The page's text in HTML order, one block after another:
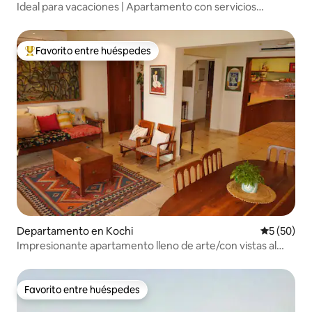
Ideal para vacaciones | Apartamento con servicios
De los mejores en Favorito entre huéspedes
Favorito entre huéspedes
Departamento en Kochi
5 (50)
Impresionante apartamento lleno de arte/con vistas al
Favorito entre huéspedes
Favorito entre huéspedes